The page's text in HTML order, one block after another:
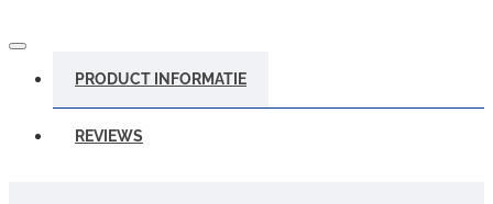
PRODUCT INFORMATIE
REVIEWS